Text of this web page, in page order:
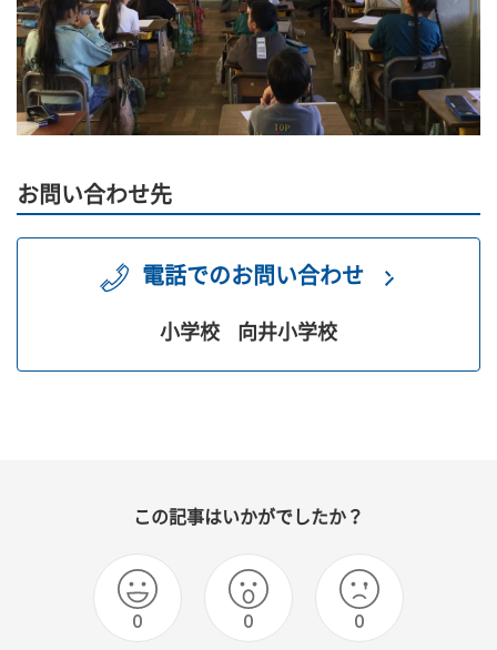
お問い合わせ先
電話でのお問い合わせ
小学校 向井小学校
この記事はいかがでしたか？
0 0 0